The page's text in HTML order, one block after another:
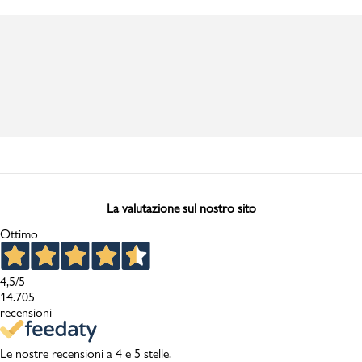
La valutazione sul nostro sito
Ottimo
4,5/5
14.705
recensioni
Le nostre recensioni a 4 e 5 stelle.